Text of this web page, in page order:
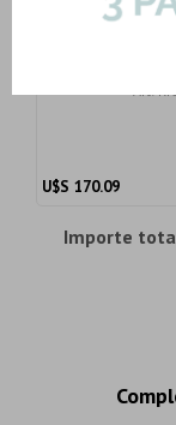
U$S 170.09
Importe